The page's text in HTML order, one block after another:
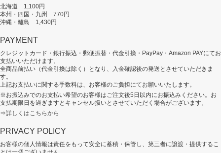
北海道 1,100円
本州・四国・九州 770円
沖縄・離島 1,430円
PAYMENT
クレジットカード・銀行振込・郵便振替・代金引換・PayPay・Amazon PAYにてお
支払いいただけます。
全商品前払い（代金引換は除く）となり、入金確認後の発送とさせていただきま
す。
上記お支払いに関する手数料は、お客様のご負担にてお願いいたします。
※お振込みでのお支払い希望のお客様はご注文後5日以内にお振込みください。お
支払期限日を過ぎますとキャンセル扱いとさせていただく場合がございます。
⇒詳しくはこちらから
PRIVACY POLICY
お客様の個人情報は責任をもって安全に蓄積・保管し、第三者に譲渡・提供するこ